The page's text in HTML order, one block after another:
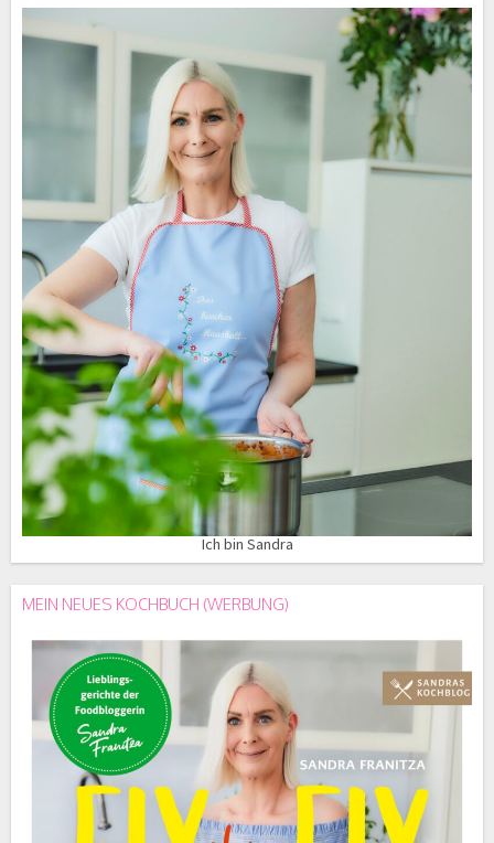
Ich bin Sandra
MEIN NEUES KOCHBUCH (WERBUNG)